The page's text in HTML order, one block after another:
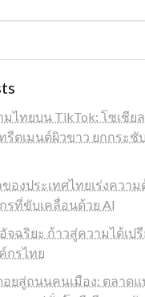
ไทยบน TikTok: โซเชีย
ตเมนต์ผิวขาว ยกกระชั
องประเทศไทยเร่งความ
รที่ขับเคลื่อนด้วย AI
ฉริยะ ก้าวสู่ความได้เป
กรไทย
ยสู่ถนนคนเมือง: ตลาดแ